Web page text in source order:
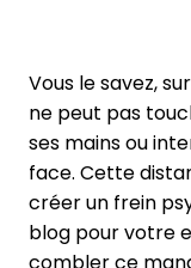
Vous le savez,
ne peut pas
ses mains ou
face. Cette
créer un frein
blog pour votre